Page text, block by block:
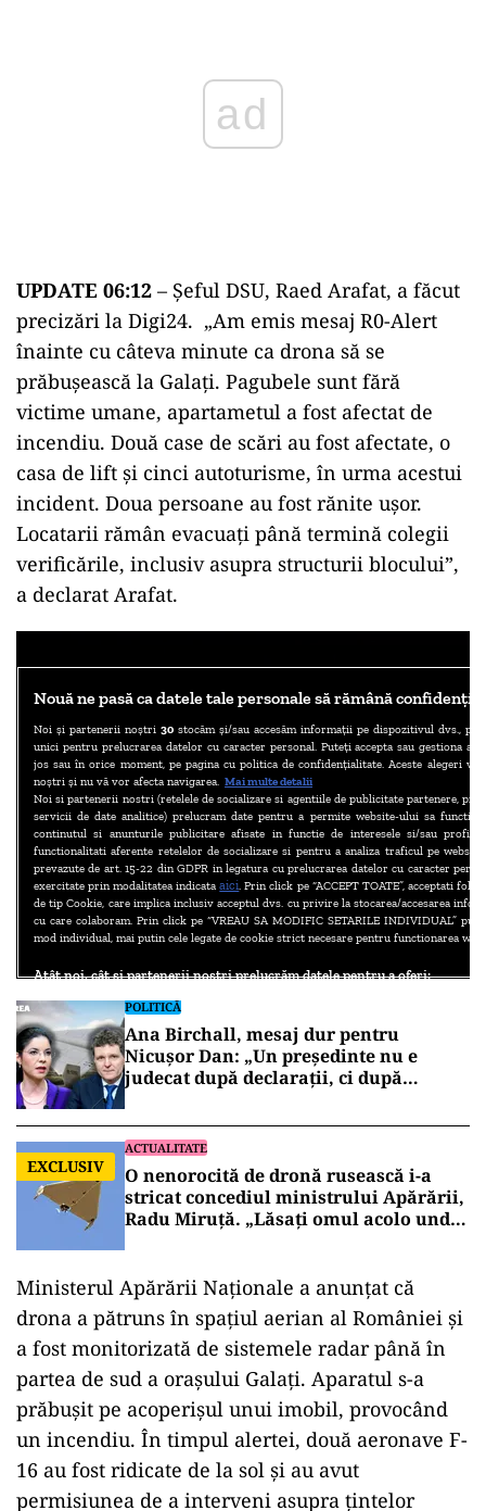
ad
UPDATE 06:12 – Șeful DSU, Raed Arafat, a făcut
precizări la Digi24. „Am emis mesaj R0-Alert
înainte cu câteva minute ca drona să se
prăbușească la Galați. Pagubele sunt fără
victime umane, apartametul a fost afectat de
incendiu. Două case de scări au fost afectate, o
casa de lift și cinci autoturisme, în urma acestui
incident. Doua persoane au fost rănite ușor.
Locatarii rămân evacuați până termină colegii
verificările, inclusiv asupra structurii blocului”,
a declarat Arafat.
POLITICĂ
Ana Birchall, mesaj dur pentru
Nicușor Dan: „Un președinte nu e
judecat după declarații, ci după
EXCLUSIV
ACTUALITATE
O nenorocită de dronă rusească i-a
stricat concediul ministrului Apărării,
Radu Miruță. „Lăsați omul acolo unde
Ministerul Apărării Naționale a anunțat că
drona a pătruns în spațiul aerian al României și
a fost monitorizată de sistemele radar până în
partea de sud a orașului Galați. Aparatul s-a
prăbușit pe acoperișul unui imobil, provocând
un incendiu. În timpul alertei, două aeronave F-
16 au fost ridicate de la sol și au avut
permisiunea de a interveni asupra țintelor